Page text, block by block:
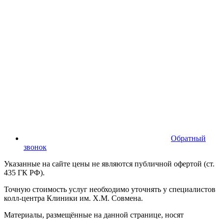
Обратный
звонок
Указанные на сайте цены не являются публичной офертой (ст.
435 ГК РФ).
Точную стоимость услуг необходимо уточнять у специалистов
колл-центра Клиники им. Х.М. Совмена.
Материалы, размещённые на данной странице, носят